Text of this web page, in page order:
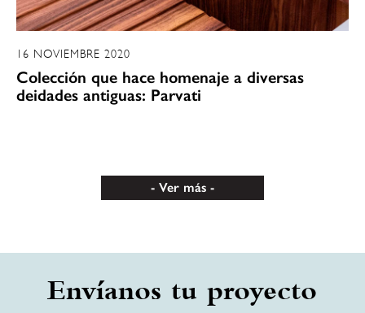
16 NOVIEMBRE 2020
Colección que hace homenaje a diversas
deidades antiguas: Parvati
Ver más
Envíanos tu proyecto